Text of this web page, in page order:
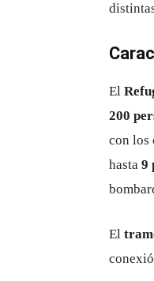
El
200
con los
hasta 9
El